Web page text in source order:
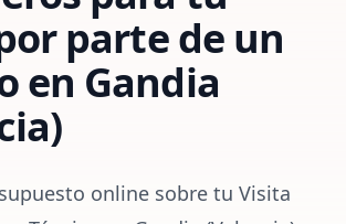
parte de un
en Gandia
online sobre tu Visita